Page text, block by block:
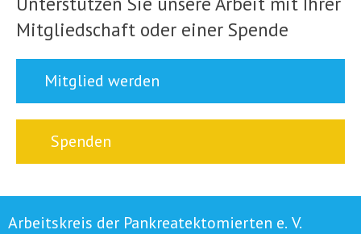
Mitgliedschaft oder einer Spende
Mitglied werden
Spenden
Arbeitskreis der Pankreatektomierten e. V.